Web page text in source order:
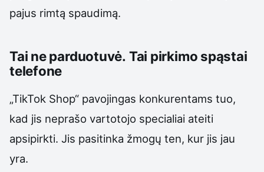
pajus rimtą spaudimą.
Tai ne parduotuvė. Tai pirkimo spąstai
telefone
„TikTok Shop“ pavojingas konkurentams tuo,
kad jis neprašo vartotojo specialiai ateiti
apsipirkti. Jis pasitinka žmogų ten, kur jis jau
yra.